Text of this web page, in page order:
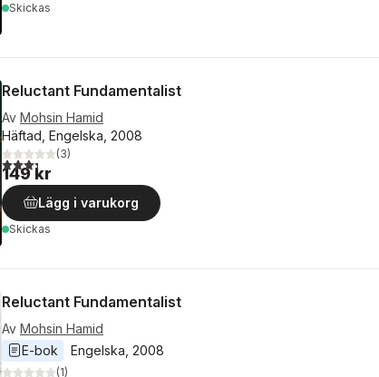
Skickas
Reluctant Fundamentalist
Av Mohsin Hamid
Häftad, Engelska, 2008
3,3utav 5 stjärnor. Totalt antal röster:
(3)
149 kr
Lägg i varukorg
Skickas
Reluctant Fundamentalist
Av Mohsin Hamid
E-bok
Engelska 2008
(1)